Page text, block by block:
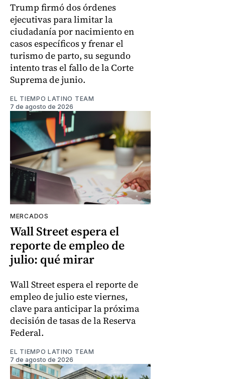
Trump firmó dos órdenes
ejecutivas para limitar la
ciudadanía por nacimiento en
casos específicos y frenar el
turismo de parto, su segundo
intento tras el fallo de la Corte
Suprema de junio.
EL TIEMPO LATINO TEAM
7 de agosto de 2026
MERCADOS
Wall Street espera el
reporte de empleo de
julio: qué mirar
Wall Street espera el reporte de
empleo de julio este viernes,
clave para anticipar la próxima
decisión de tasas de la Reserva
Federal.
EL TIEMPO LATINO TEAM
7 de agosto de 2026